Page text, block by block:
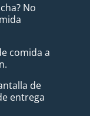
No
comida a
de
entrega